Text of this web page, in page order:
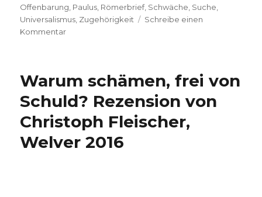
Offenbarung Paulus Römerbrief, Schwäche Suche
Universalismus Zugehörigkeit
Schreibe einen
Kommentarzu
10,
18,
Christoph
Fleischer,
Welver
Warum schämen, frei von
Schuld? Rezension von
Christoph Fleischer,
Welver 2016